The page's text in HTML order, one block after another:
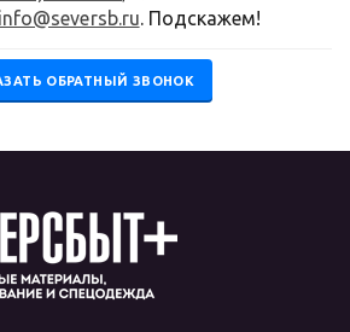
info@seversb.ru. Подскажем!
ОБРАТНЫЙ ЗВОНОК